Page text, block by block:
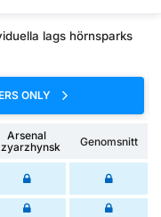
lags hörnsparks
ONLY
Arsenal
Genomsnitt